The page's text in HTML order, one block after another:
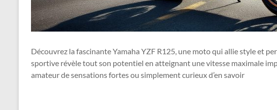
Découvrez la fascinante Yamaha YZF R125, une moto qui allie style et
sportive révèle tout son potentiel en atteignant une vitesse maximale
amateur de sensations fortes ou simplement curieux d’en savoir